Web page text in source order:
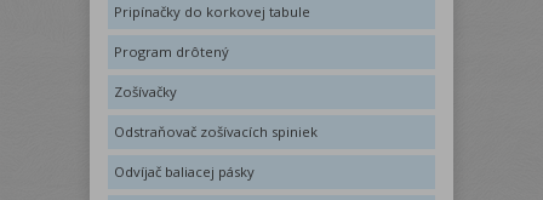
Pripínačky do korkovej tabule
Program drôtený
Zošívačky
Odstraňovač zošívacích spiniek
Odvíjač baliacej pásky